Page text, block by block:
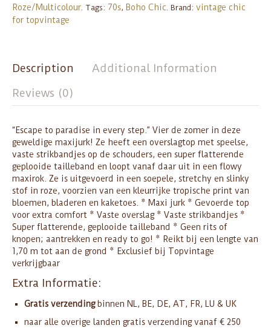
Roze/Multicolour. Tags: 70s, Boho Chic. Brand: vintage chic
for topvintage
Description
Additional Information
Reviews (0)
“Escape to paradise in every step.” Vier de zomer in deze
geweldige maxijurk! Ze heeft een overslagtop met speelse,
vaste strikbandjes op de schouders, een super flatterende
geplooide tailleband en loopt vanaf daar uit in een flowy
maxirok. Ze is uitgevoerd in een soepele, stretchy en slinky
stof in roze, voorzien van een kleurrijke tropische print van
bloemen, bladeren en kaketoes. * Maxi jurk * Gevoerde top
voor extra comfort * Vaste overslag * Vaste strikbandjes *
Super flatterende, geplooide tailleband * Geen rits of
knopen; aantrekken en ready to go! * Reikt bij een lengte van
1,70 m tot aan de grond * Exclusief bij Topvintage
verkrijgbaar
Extra Informatie:
Gratis verzendingbinnen NL, BE, DE, AT, FR, LU & UK
naar alle overige landen gratis verzending vanaf € 250